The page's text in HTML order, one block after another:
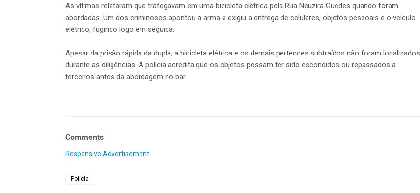
As vítimas relataram que trafegavam em uma bicicleta elétrica pela Rua Neuzira Guedes quando foram
abordadas. Um dos criminosos apontou a arma e exigiu a entrega de celulares, objetos pessoais e o veículo
elétrico, fugindo logo em seguida.
Apesar da prisão rápida da dupla, a bicicleta elétrica e os demais pertences subtraídos não foram localizados
durante as diligências. A polícia acredita que os objetos possam ter sido escondidos ou repassados a
terceiros antes da abordagem no bar.
Comments
Responsive Advertisement
Polícia